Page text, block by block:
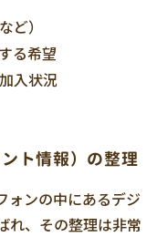
ど）
る希望
入状況
ト情報）の整理
ォンの中にあるデジ
れ、その整理は非常